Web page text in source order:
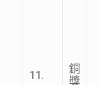
11.
銅
獎